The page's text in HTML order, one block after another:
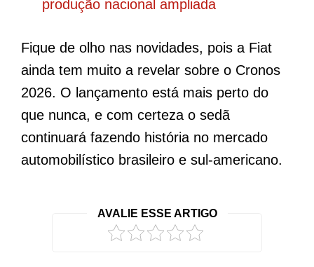
produção nacional ampliada
Fique de olho nas novidades, pois a Fiat
ainda tem muito a revelar sobre o Cronos
2026. O lançamento está mais perto do
que nunca, e com certeza o sedã
continuará fazendo história no mercado
automobilístico brasileiro e sul-americano.
AVALIE ESSE ARTIGO